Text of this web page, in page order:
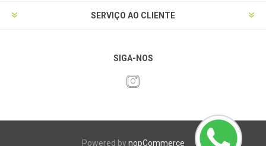
SERVIÇO AO CLIENTE
SIGA-NOS
Powered bynopCommerce